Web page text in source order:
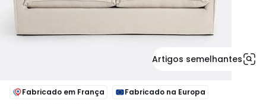
Artigos semelhantes
Fabricado em França
Fabricado na Europa